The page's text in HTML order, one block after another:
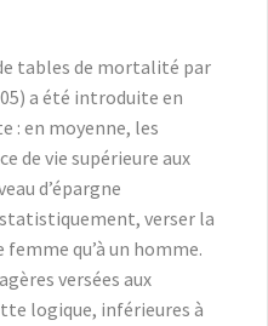
tables de mortalité par
a été introduite en
: en moyenne, les
de vie supérieure aux
d’épargne
verser la
qu’à un homme.
versées aux
logique, inférieures à